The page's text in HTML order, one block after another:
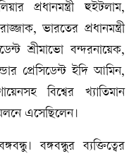
প্রধানমন্ত্রী হুইটলাম,
ভারতের প্রধানমন্ত্রী
শ্রীমাভো বন্দরনায়েক,
প্রেসিডেন্ট ইদি আমিন,
বিশ্বের খ্যাতিমান
এসেছিলেন।
বঙ্গবন্ধুর ব্যক্তিত্বের